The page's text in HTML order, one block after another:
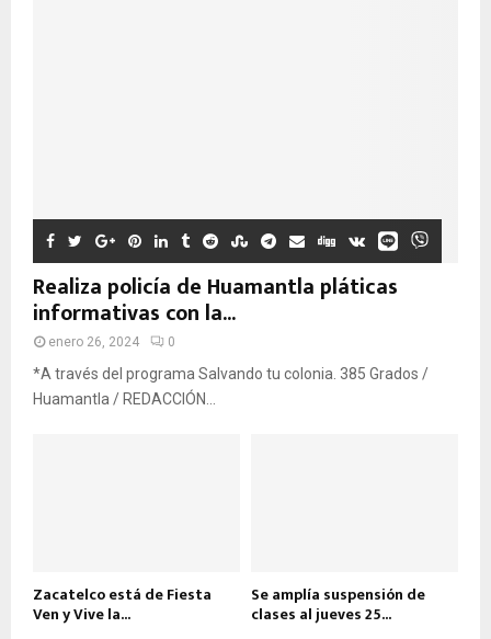
Realiza policía de Huamantla pláticas
informativas con la...
enero 26, 2024 0
*A través del programa Salvando tu colonia. 385 Grados /
Huamantla / REDACCIÓN...
Zacatelco está de Fiesta
Ven y Vive la...
Se amplía suspensión de
clases al jueves 25...